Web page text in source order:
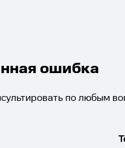
ошибка
по любым